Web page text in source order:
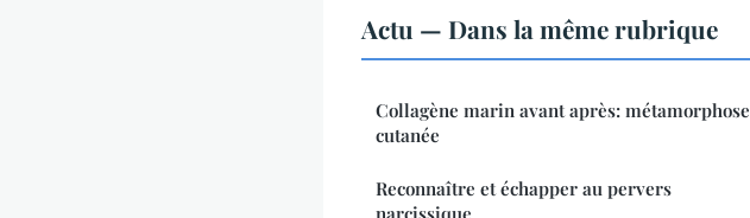
Actu — Dans la même rubrique
Collagène marin avant après: métamorphose
cutanée
Reconnaître et échapper au pervers